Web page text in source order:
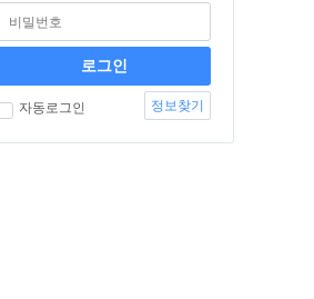
자동로그인 정보찾기